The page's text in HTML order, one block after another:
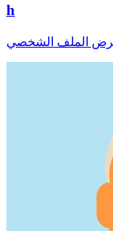
h
الملف الشخصي